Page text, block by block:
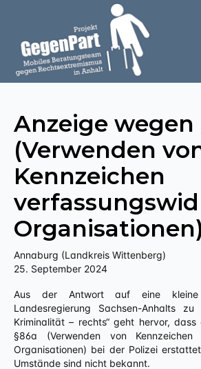
Anzeige wegen
(Verwenden
Kennzeichen
Annaburg (Landkreis Wittenberg)
25. September 2024
Aus der Antwort auf eine kleine Anfrage an die
Landesregierung Sachsen-Anhalts zu
Kriminalität – rechts“ geht hervor,
§86a (Verwenden von Kennzeichen
Organisationen) bei der Polizei
Umstände sind nicht bekannt.